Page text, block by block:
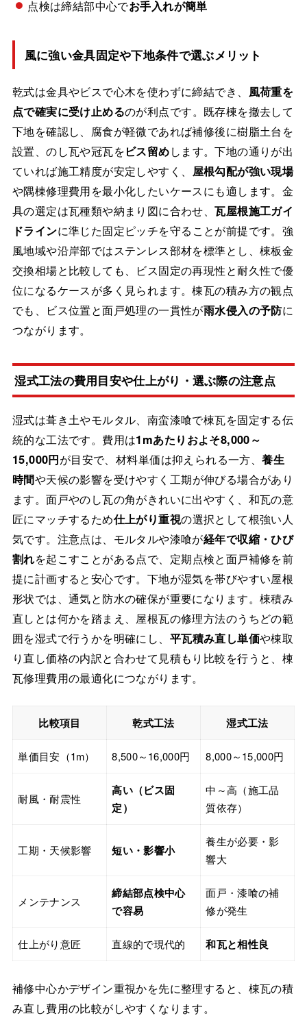
点検は締結部中心でお手入れが簡単
風に強い金具固定や下地条件で選ぶメリット
乾式は金具やビスで心木を使わずに締結でき、 風荷重を
点で確実に受け止めるのが利点です。既存棟を撤去して
下地を確認し、腐食が軽微であれば補修後に樹脂土台を
設置、のし瓦や冠瓦をビス留めします。下地の通りが出
ていれば施工精度が安定しやすく、 屋根勾配が強い現場
や隅棟修理費用を最小化したいケースにも適します。金
具の選定は瓦種類や納まり図に合わせ、瓦屋根施工ガイ
ドラインに準じた固定ピッチを守ることが前提です。強
風地域や沿岸部ではステンレス部材を標準とし、棟板金
交換相場と比較しても、ビス固定の再現性と耐久性で優
位になるケースが多く見られます。棟瓦の積み方の観点
でも、ビス位置と面戸処理の一貫性が雨水侵入の予防に
つながります。
湿式工法の費用目安や仕上がり・選ぶ際の注意点
湿式は葺き土やモルタル、南蛮漆喰で棟瓦を固定する伝
統的な工法です。費用は1mあたりおよそ8,000～
15,000円が目安で、材料単価は抑えられる一方、養生
時間や天候の影響を受けやすく工期が伸びる場合があり
ます。面戸やのし瓦の角がきれいに出やすく、和瓦の意
匠にマッチするため仕上がり重視の選択として根強い人
気です。注意点は、モルタルや漆喰が経年で収縮・ひび
割れを起こすことがある点で、定期点検と面戸補修を前
提に計画すると安心です。下地が湿気を帯びやすい屋根
形状では、通気と防水の確保が重要になります。棟積み
直しとは何かを踏まえ、屋根瓦の修理方法のうちどの範
囲を湿式で行うかを明確にし、 平瓦積み直し単価や棟取
り直し価格の内訳と合わせて見積もり比較を行うと、棟
瓦修理費用の最適化につながります。
比較項目 乾式工法 湿式工法
単価目安（1m） 8,500～16,000円 8,000～15,000円
耐風・耐震性
高い（ビス固
定）
中～高（施工品
質依存）
工期・天候影響 短い・影響小
養生が必要・影
響大
メンテナンス
締結部点検中心
で容易
面戸・漆喰の補
修が発生
仕上がり意匠 直線的で現代的 和瓦と相性良
補修中心かデザイン重視かを先に整理すると、棟瓦の積
み直し費用の比較がしやすくなります。